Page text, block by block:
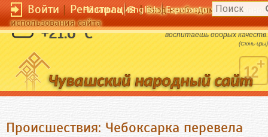
Войти|Регистрация|Вход необходим для
использования сайта
Чӑвашла English Esperanto
+21.6 °C
Без зажиточной жизни в народе не
воспитаешь добрых качеств.
(Сюнь-цзы)
Происшествия: Чебоксарка перевела